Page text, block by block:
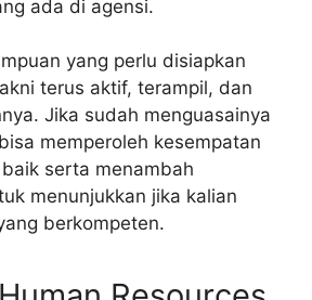
ada di agensi.
yang perlu disiapkan
terus aktif, terampil, dan
Jika sudah menguasainya
memperoleh kesempatan
serta menambah
menunjukkan jika kalian
berkompeten.